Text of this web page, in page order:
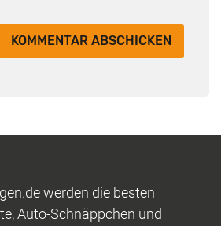
werden die besten
Auto-Schnäppchen und